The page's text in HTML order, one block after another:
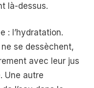
là-dessus.
: l’hydratation.
se dessèchent,
avec leur jus
Une autre